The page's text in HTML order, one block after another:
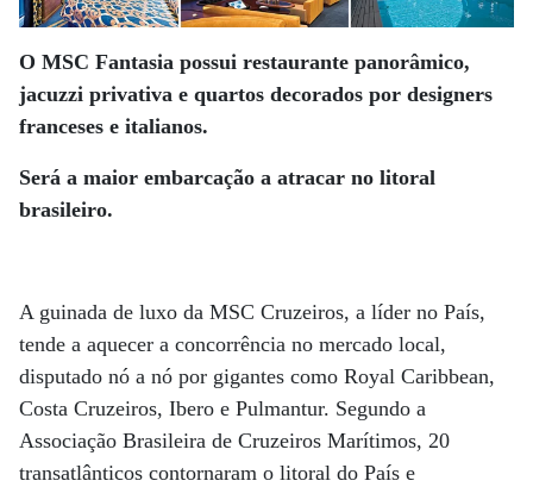
O MSC Fantasia possui restaurante panorâmico,
jacuzzi privativa e quartos decorados por designers
franceses e italianos.
Será a maior embarcação a atracar no litoral
brasileiro.
A guinada de luxo da MSC Cruzeiros, a líder no País,
tende a aquecer a concorrência no mercado local,
disputado nó a nó por gigantes como Royal Caribbean,
Costa Cruzeiros, Ibero e Pulmantur. Segundo a
Associação Brasileira de Cruzeiros Marítimos, 20
transatlânticos contornaram o litoral do País e